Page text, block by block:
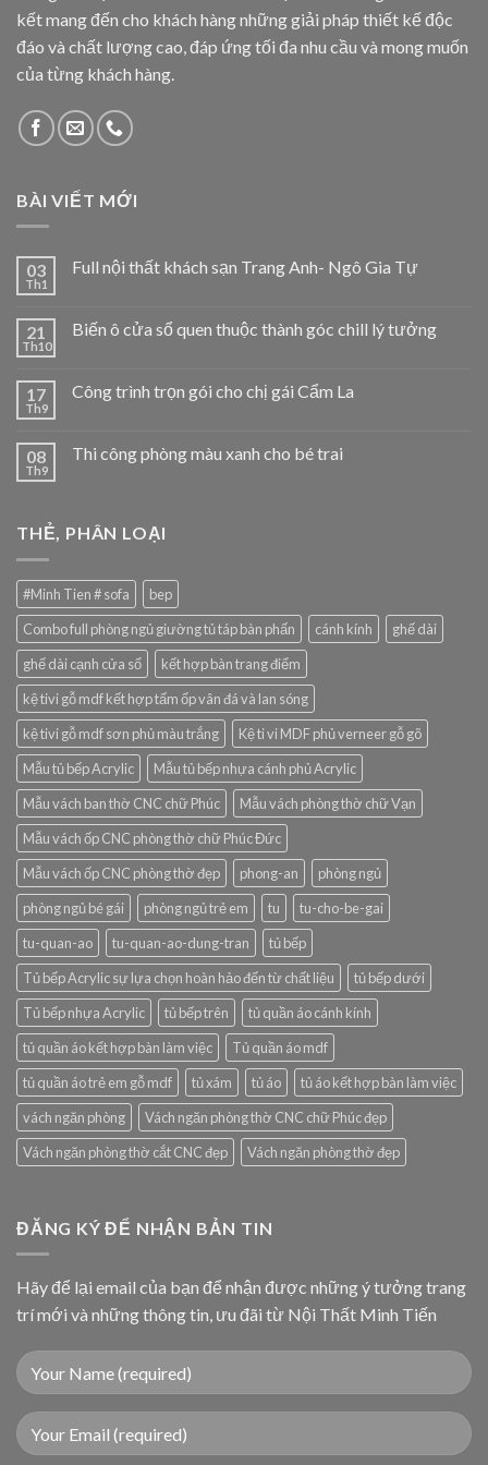
kết mang đến cho khách hàng những giải pháp thiết kế độc
đáo và chất lượng cao, đáp ứng tối đa nhu cầu và mong muốn
của từng khách hàng.
BÀI VIẾT MỚI
03
Th1
Full nội thất khách sạn Trang Anh- Ngô Gia Tự
21
Th10
Biến ô cửa sổ quen thuộc thành góc chill lý tưởng
17
Th9
Công trình trọn gói cho chị gái Cẩm La
08
Th9
Thi công phòng màu xanh cho bé trai
THẺ, PHÂN LOẠI
#Minh Tien # sofa
bep
Combo full phòng ngủ giường tủ táp bàn phấn
cánh kính
ghế dài
ghế dài cạnh cửa sổ
kết hợp bàn trang điểm
kệ tivi gỗ mdf kết hợp tấm ốp vân đá và lan sóng
kệ tivi gỗ mdf sơn phủ màu trắng
Kệ ti vi MDF phủ verneer gỗ gõ
Mẫu tủ bếp Acrylic
Mẫu tủ bếp nhựa cánh phủ Acrylic
Mẫu vách ban thờ CNC chữ Phúc
Mẫu vách phòng thờ chữ Vạn
Mẫu vách ốp CNC phòng thờ chữ Phúc Đức
Mẫu vách ốp CNC phòng thờ đẹp
phong-an
phòng ngủ
phòng ngủ bé gái
phòng ngủ trẻ em tu
tu-cho-be-gai
tu-quan-ao
tu-quan-ao-dung-tran
tủ bếp
Tủ bếp Acrylic sự lựa chọn hoàn hảo đến từ chất liệu
tủ bếp dưới
Tủ bếp nhựa Acrylic
tủ bếp trên
tủ quần áo cánh kính
tủ quần áo kết hợp bàn làm việc
Tủ quần áo mdf
tủ quần áo trẻ em gỗ mdf
tủ xám tủ áo
tủ áo kết hợp bàn làm việc
vách ngăn phòng
Vách ngăn phòng thờ CNC chữ Phúc đẹp
Vách ngăn phòng thờ cắt CNC đẹp
Vách ngăn phòng thờ đẹp
ĐĂNG KÝ ĐỂ NHẬN BẢN TIN
Hãy để lại email của bạn để nhận được những ý tưởng trang
trí mới và những thông tin, ưu đãi từ Nội Thất Minh Tiến